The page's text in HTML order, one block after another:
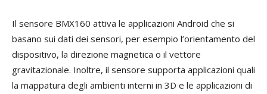
Il sensore BMX160 attiva le applicazioni Android che si
basano sui dati dei sensori, per esempio l’orientamento del
dispositivo, la direzione magnetica o il vettore
gravitazionale. Inoltre, il sensore supporta applicazioni quali
la mappatura degli ambienti interni in 3D e le applicazioni di